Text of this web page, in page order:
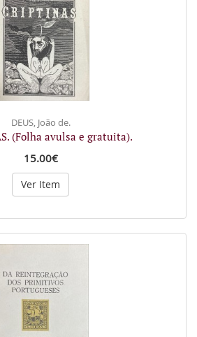
DEUS, João de.
(Folha avulsa e gratuita).
15.00€
Ver Item